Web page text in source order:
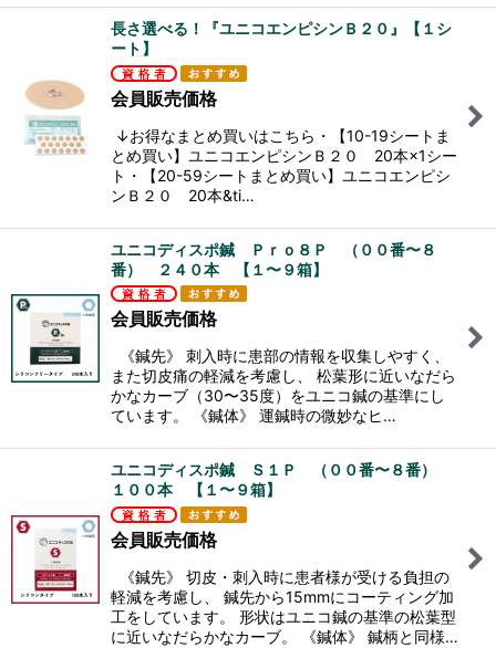
長さ選べる！『ユニコエンピシンＢ２０』【１シ
ート】
会員販売価格
↓お得なまとめ買いはこちら・【10-19シートま
とめ買い】ユニコエンピシンＢ２０ 20本×1シー
ト・【20-59シートまとめ買い】ユニコエンピシ
ンＢ２０ 20本&ti…
ユニコディスポ鍼 Ｐｒｏ８Ｐ （００番〜８
番） ２４０本 【１〜９箱】
会員販売価格
《鍼先》 刺入時に患部の情報を収集しやすく、
また切皮痛の軽減を考慮し、 松葉形に近いなだら
かなカーブ（30〜35度）をユニコ鍼の基準にし
ています。 《鍼体》 運鍼時の微妙なヒ…
ユニコディスポ鍼 Ｓ１Ｐ （００番〜８番）
１００本 【１〜９箱】
会員販売価格
《鍼先》 切皮・刺入時に患者様が受ける負担の
軽減を考慮し、 鍼先から15mmにコーティング加
工をしています。 形状はユニコ鍼の基準の松葉型
に近いなだらかなカーブ。 《鍼体》 鍼柄と同様…